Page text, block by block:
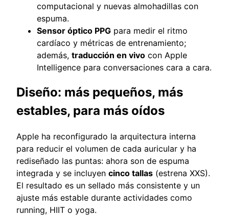
computacional y nuevas almohadillas con
espuma.
Sensor óptico PPG para medir el ritmo
cardíaco y métricas de entrenamiento;
además, traducción en vivo con Apple
Intelligence para conversaciones cara a cara.
Diseño: más pequeños, más
estables, para más oídos
Apple ha reconfigurado la arquitectura interna
para reducir el volumen de cada auricular y ha
rediseñado las puntas: ahora son de espuma
integrada y se incluyen cinco tallas (estrena XXS).
El resultado es un sellado más consistente y un
ajuste más estable durante actividades como
running, HIIT o yoga.